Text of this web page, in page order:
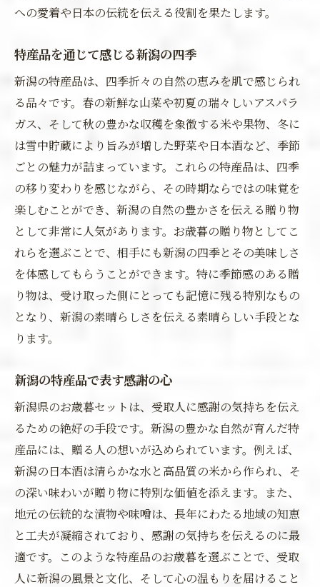
への愛着や日本の伝統を伝える役割を果たします。
特産品を通じて感じる新潟の四季
新潟の特産品は、四季折々の自然の恵みを肌で感じられ
る品々です。春の新鮮な山菜や初夏の瑞々しいアスパラ
ガス、そして秋の豊かな収穫を象徴する米や果物、冬に
は雪中貯蔵により旨みが増した野菜や日本酒など、季節
ごとの魅力が詰まっています。これらの特産品は、四季
の移り変わりを感じながら、その時期ならではの味覚を
楽しむことができ、新潟の自然の豊かさを伝える贈り物
として非常に人気があります。お歳暮の贈り物としてこ
れらを選ぶことで、相手にも新潟の四季とその美味しさ
を体感してもらうことができます。特に季節感のある贈
り物は、受け取った側にとっても記憶に残る特別なもの
となり、新潟の素晴らしさを伝える素晴らしい手段とな
ります。
新潟の特産品で表す感謝の心
新潟県のお歳暮セットは、受取人に感謝の気持ちを伝え
るための絶好の手段です。新潟の豊かな自然が育んだ特
産品には、贈る人の想いが込められています。例えば、
新潟の日本酒は清らかな水と高品質の米から作られ、そ
の深い味わいが贈り物に特別な価値を添えます。また、
地元の伝統的な漬物や味噌は、長年にわたる地域の知恵
と工夫が凝縮されており、感謝の気持ちを伝えるのに最
適です。このような特産品のお歳暮を選ぶことで、受取
人に新潟の風景と文化、そして心の温もりを届けること